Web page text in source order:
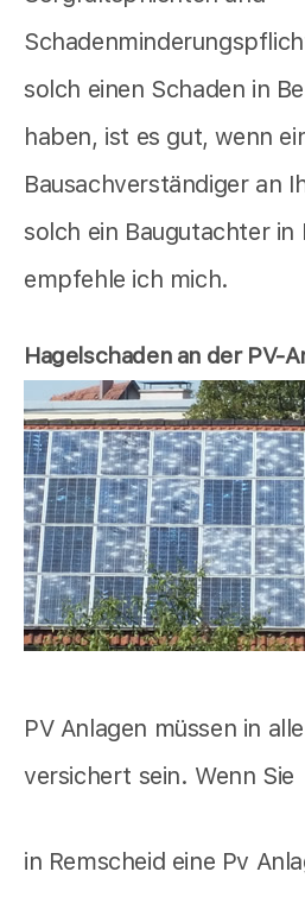
solch einen Schaden in
haben, ist es gut, wenn
Bausachverständiger an
solch ein Baugutachter in
empfehle ich mich.
Hagelschaden an der PV-
PV Anlagen müssen in
versichert sein. Wenn Sie
in Remscheid eine Pv